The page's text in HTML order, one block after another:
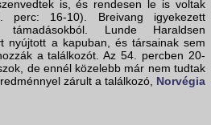
is, és rendesen le is voltak
perc: 16-10). Breivang igyekezett
Lunde Haraldsen
nyújtott a kapuban, és társainak sem
a találkozót. Az 54. percben 20-
de ennél közelebb már nem tudtak
zárult a találkozó, Norvégia